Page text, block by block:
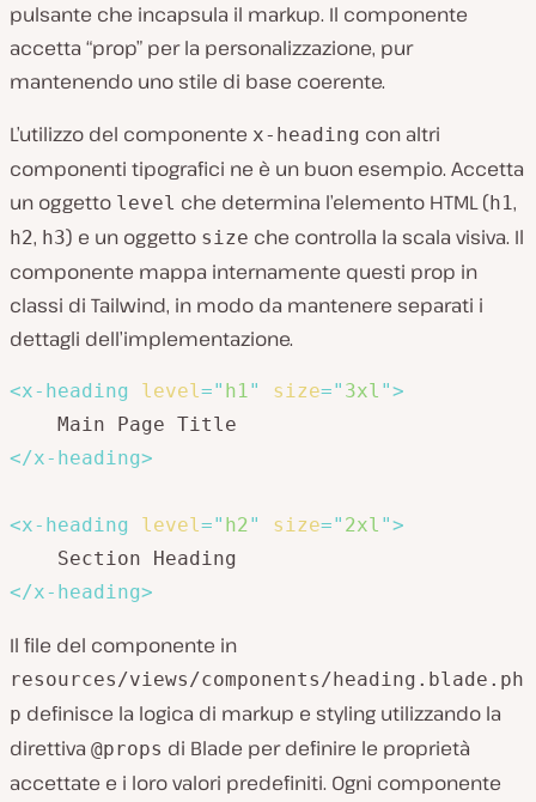
pulsante che incapsula il markup. Il componente
accetta “prop” per la personalizzazione, pur
mantenendo uno stile di base coerente.
L’utilizzo del componente x-heading con altri
componenti tipografici ne è un buon esempio. Accetta
un oggetto level che determina l’elemento HTML (h1,
h2, h3) e un oggetto size che controlla la scala visiva. Il
componente mappa internamente questi prop in
classi di Tailwind, in modo da mantenere separati i
dettagli dell’implementazione.
<x-heading level=" h1" size=" 3xl ">
</x-heading>
<x-heading level=" h2" size=" 2xl ">
</x-heading>
Il file del componente in
resources/views/components/heading.blade.ph
p definisce la logica di markup e styling utilizzando la
direttiva @props di Blade per definire le proprietà
accettate e i loro valori predefiniti. Ogni componente